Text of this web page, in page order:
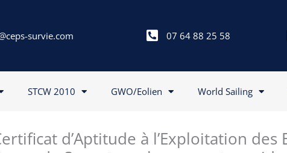
survie.com 07 64 88 25 58
STCW 2010 GWO/Eolien World Sailing
d’Aptitude à l’Exploitation